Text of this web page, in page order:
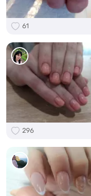
61
296